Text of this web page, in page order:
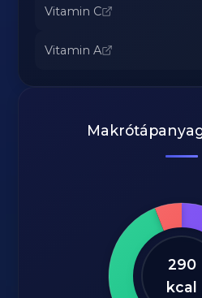
Vitamin C
Vitamin A
290
kcal